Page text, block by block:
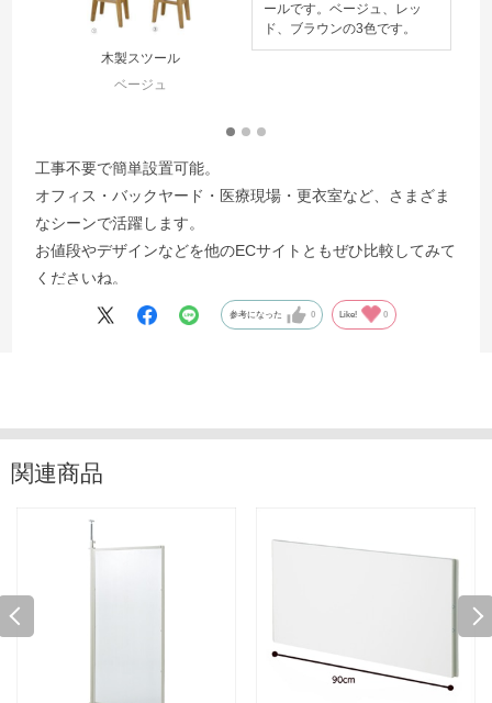
木製スツール
ベージュ
ールです。ベージュ、レッ
ド、ブラウンの3色です。
工事不要で簡単設置可能。
オフィス・バックヤード・医療現場・更衣室など、さまざま
なシーンで活躍します。
お値段やデザインなどを他のECサイトともぜひ比較してみて
くださいね。
参考になった 0 Like! 0
関連商品